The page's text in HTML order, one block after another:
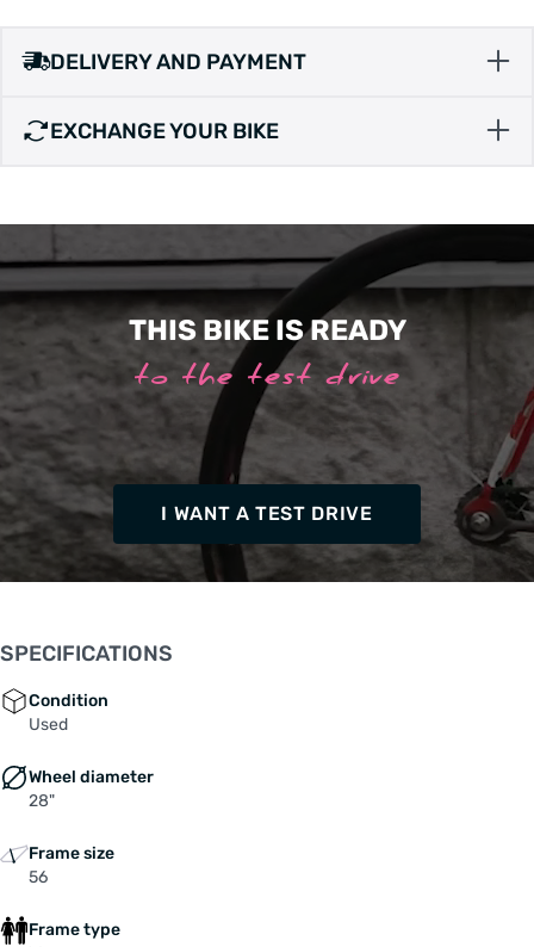
DELIVERY AND PAYMENT
EXCHANGE YOUR BIKE
THIS BIKE IS READY
to the test drive
I WANT A TEST DRIVE
SPECIFICATIONS
Condition
Used
Wheel diameter
28"
Frame size
56
Frame type